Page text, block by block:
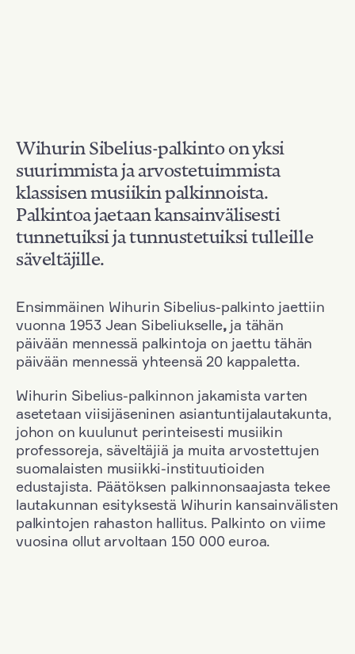
Wihurin Sibelius-palkinto on yksi
suurimmista ja arvostetuimmista
klassisen musiikin palkinnoista.
Palkintoa jaetaan kansainvälisesti
tunnetuiksi ja tunnustetuiksi tulleille
säveltäjille.
Ensimmäinen Wihurin Sibelius-palkinto jaettiin
vuonna 1953 Jean Sibeliukselle, ja tähän
päivään mennessä palkintoja on jaettu tähän
päivään mennessä yhteensä 20 kappaletta.
Wihurin Sibelius-palkinnon jakamista varten
asetetaan viisijäseninen asiantuntijalautakunta,
johon on kuulunut perinteisesti musiikin
professoreja, säveltäjiä ja muita arvostettujen
suomalaisten musiikki-instituutioiden
edustajista. Päätöksen palkinnonsaajasta tekee
lautakunnan esityksestä Wihurin kansainvälisten
palkintojen rahaston hallitus. Palkinto on viime
vuosina ollut arvoltaan 150 000 euroa.